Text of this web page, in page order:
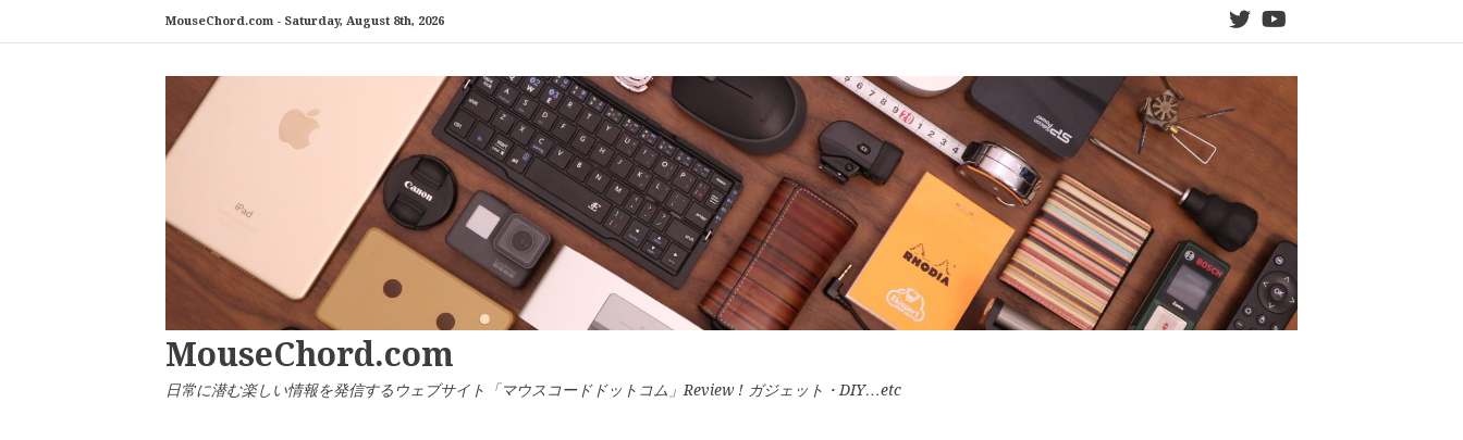
MouseChord.com - Saturday, August 8th, 2026 twitter
MouseChord.com
日常に潜む楽しい情報を発信するウェブサイト「マウスコードドットコム」Review ! ガジェット・DIY…etc